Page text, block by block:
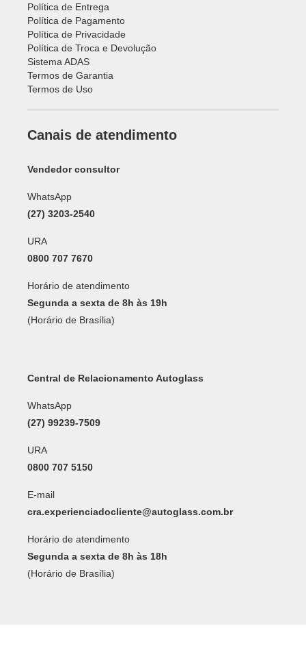
Política de Entrega
Política de Pagamento
Política de Privacidade
Política de Troca e Devolução
Sistema ADAS
Termos de Garantia
Termos de Uso
Canais de atendimento
Vendedor consultor
WhatsApp
(27) 3203-2540
URA
0800 707 7670
Horário de atendimento
Segunda a sexta de 8h às 19h
(Horário de Brasília)
Central de Relacionamento Autoglass
WhatsApp
(27) 99239-7509
URA
0800 707 5150
E-mail
cra.experienciadocliente@autoglass.com.br
Horário de atendimento
Segunda a sexta de 8h às 18h
(Horário de Brasília)